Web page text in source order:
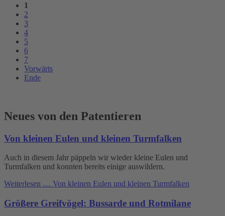
1
2
3
4
5
6
7
Vorwärts
Ende
Neues von den Patentieren
Von kleinen Eulen und kleinen Turmfalken
Auch in diesem Jahr päppeln wir wieder kleine Eulen und
Turmfalken und konnten bereits einige auswildern.
Weiterlesen … Von kleinen Eulen und kleinen Turmfalken
Größere Greifvögel: Bussarde und Rotmilane